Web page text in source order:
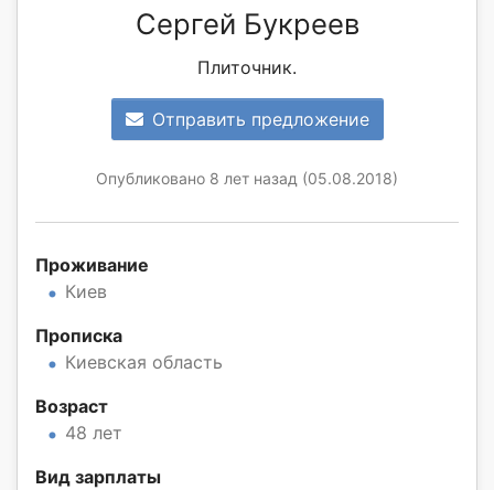
Сергей Букреев
Плиточник.
Отправить предложение
Опубликовано 8 лет назад (05.08.2018)
Проживание
Киев
Прописка
Киевская область
Возраст
48 лет
Вид зарплаты